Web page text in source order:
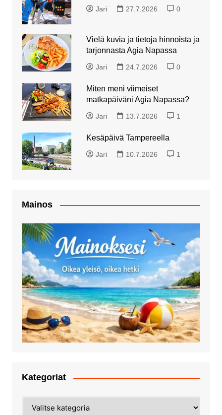
Jari 27.7.2026 0
Vielä kuvia ja tietoja hinnoista ja
tarjonnasta Agia Napassa
Jari 24.7.2026 0
Miten meni viimeiset
matkapäiväni Agia Napassa?
Jari 13.7.2026 1
Kesäpäivä Tampereella
Jari 10.7.2026 1
Mainos
Kategoriat